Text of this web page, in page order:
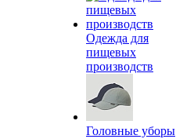
Одежда для
пищевых
производств
Головные уборы